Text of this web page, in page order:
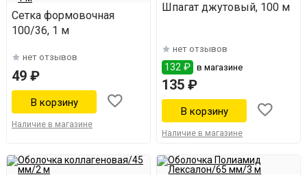
Сетка формовочная
100/36, 1 м
нет отзывов
49 ₽
Наличие в магазине
Шпагат джутовый, 100 м
нет отзывов
132 ₽ в магазине
135 ₽
Наличие в магазине